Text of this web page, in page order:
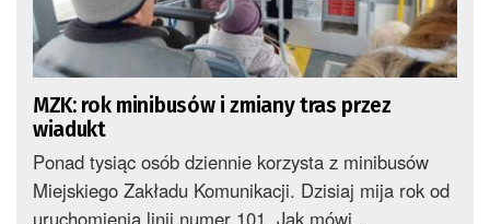
MZK: rok minibusów i zmiany tras przez
wiadukt
Ponad tysiąc osób dziennie korzysta z minibusów
Miejskiego Zakładu Komunikacji. Dzisiaj mija rok od